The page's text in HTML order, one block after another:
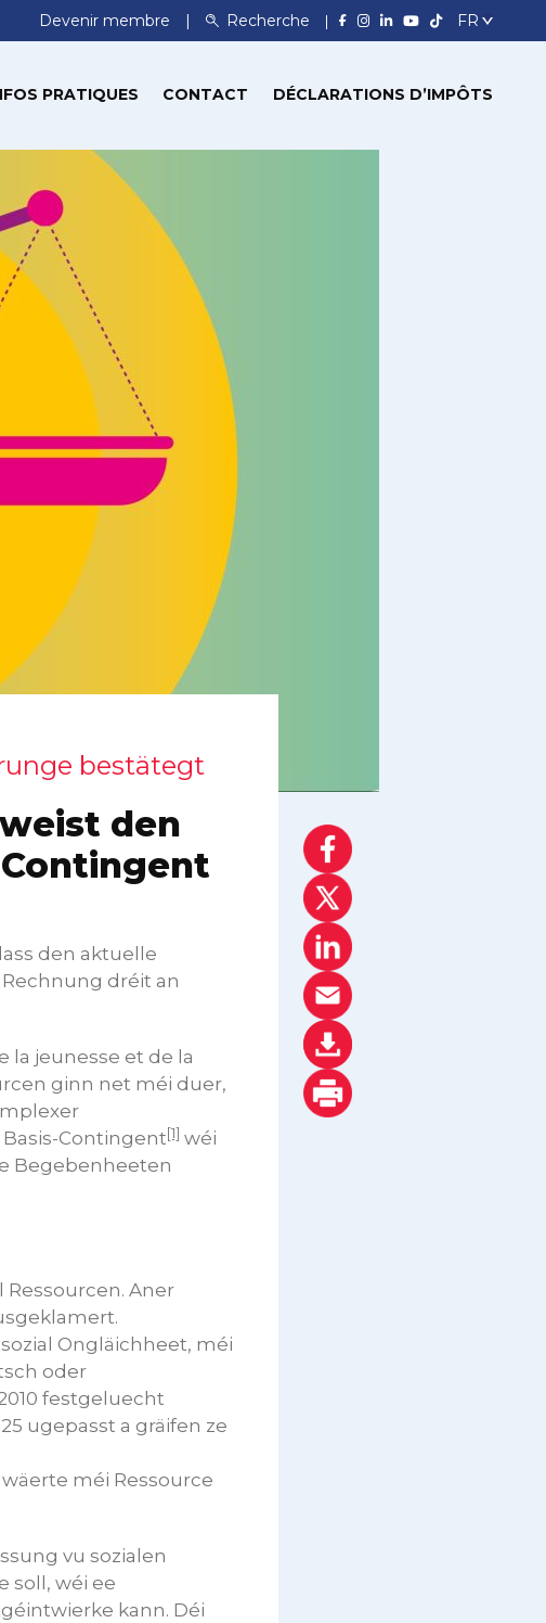
Devenir membre Recherche
PRATIQUES CONTACT DÉCLARATIONS D’IMPÔTS
bestätegt
den
den aktuelle
dréit an
la jeunesse et de la
ginn net méi duer,
Contingent[1] wéi
Begebenheeten
Aner
Ongläichheet, méi
oder
festgeluecht
ugepasst a gräifen ze
méi Ressource
vu sozialen
soll, wéi ee
kann. Déi